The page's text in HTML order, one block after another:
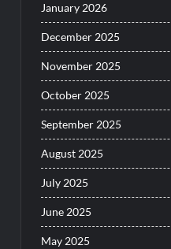
January 2026
December 2025
November 2025
October 2025
September 2025
August 2025
July 2025
June 2025
May 2025